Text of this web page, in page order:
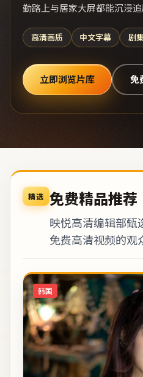
勤路上与居家大屏都能沉浸追
高清画质 中文字幕 剧
立即浏览片库 免
精选 免费精品推荐
映悦高清编辑部甄
免费高清视频的观
韩国